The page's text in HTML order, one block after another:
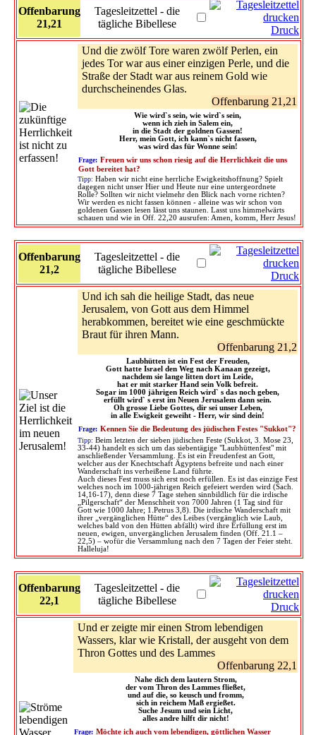
Offenbarung
21,21
Tagesleitzettel - die
tägliche Bibellese
Druck
Und die zwölf Tore waren zwölf Perlen, ein
jedes Tor war aus einer einzigen Perle, und die
Straße der Stadt war aus reinem Gold wie
durchscheinendes Glas.
Offenbarung 21,21
Wie wird`s sein, wie wird`s sein,
wenn ich zieh in Salem ein,
in die Stadt der goldnen Gassen!
Herr, mein Gott, ich kann`s nicht fassen,
was wird das für Wonne sein!
Frage: Freuen wir uns schon riesig auf die Herrlichkeit die uns
Gott bereitet hat?
Tipp: Haben wir nicht eine herrliche Ewigkeitshoffnung? Spielt
dagegen nicht unser Hier und Heute nur eine untergeordnete
Rolle? Sollten wir nicht vielmehr den Blick nach vorne richten?
Wir werden es nicht fassen können - alleine was wir schon von
goldenen Gassen lesen lässt uns staunen. Lasst uns himmelwärts
schauen und wie in Off. 22,20 ausrufen: Amen, komm, Herr Jesus!
Offenbarung
21,2
Tagesleitzettel - die
tägliche Bibellese
Druck
Und ich sah die heilige Stadt, das neue
Jerusalem, von Gott aus dem Himmel
herabkommen, bereitet wie eine geschmückte
Braut für ihren Mann.
Offenbarung 21,2
Laubhütten ist ein Fest der Freuden,
Gott hatte Israel den Weg nach Kanaan gezeigt,
nachdem sie lange litten dort im Leide,
hat er mit starker Hand sein Volk befreit.
Sogar im 1000 jährigen Reich wird` s das noch geben,
erfüllt wird` s erst im Neuen Jerusalem dann sein.
Oh grosse Liebe Gottes, dir sei unser Leben,
in alle Ewigkeit geweiht - Herr, wir sind dein!
Frage: Kennen Sie die Bedeutung des jüdischen Festes "Sukkot"?
Tipp: Beim letzten der sieben jüdischen Feste (Sukkot, 3. Mose 23,
33-44) handelt es sich um das siebentägige "Laubhüttenfest" mit
anschließender Versammlung. Es ist ein Freudenfest an Gott,
welcher aus der Knechtschaft Ägyptens befreite und nach einer
Wanderschaft ins verheißene Land führte.
Auch dieses Fest muss sich erst noch erfüllen. Es ist das einzige Fest
welches noch im 1000-jährigen Reich gefeiert werden wird (Sach.
14,16-17), denn diese 7 Tage stehen sinnbildlich für die irdische
„Pilgerschaft“ der Menschheit von 7000 Jahren (1 Tag sind für
Gott wie 1000 Jahre; 1.Petrus 3,8). Die irdische Wanderschaft mit
ihrer „vergänglichen Hütte“ des Leibes (vergänglich wie Laub,
welches bald von den Hütten abfällt) wird ihre Erfüllung erst im
neuen, ewigen, unvergänglichen Jerusalem finden (Off. 21.1 –
22,5) – wofür die Versammlung nach den 7 Tagen der Feier steht.
Halleluja!
Offenbarung
22,1
Tagesleitzettel - die
tägliche Bibellese
Druck
Und er zeigte mir einen Strom lebendigen
Wassers, klar wie Kristall, der ausgeht von dem
Thron Gottes und des Lammes
Offenbarung 22,1
Nahe dich dem lautern Strom,
der vom Thron des Lammes fließet,
und auf die, so keusch und fromm,
sich in reichem Maß ergießet.
Suche Jesum und sein Licht,
alles andre hilft dir nicht!
Frage: Möchte ich auch vom lebendigen, göttlichen Wasser